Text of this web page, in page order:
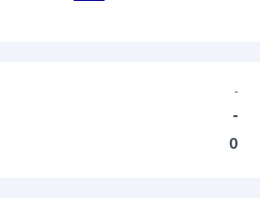
-
-
0